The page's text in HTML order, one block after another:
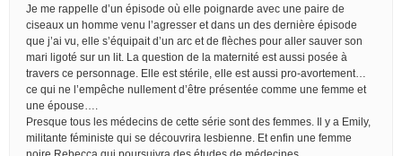
Je me rappelle d’un épisode où elle poignarde avec une paire de
ciseaux un homme venu l’agresser et dans un des dernière épisode
que j’ai vu, elle s’équipait d’un arc et de flèches pour aller sauver son
mari ligoté sur un lit. La question de la maternité est aussi posée à
travers ce personnage. Elle est stérile, elle est aussi pro-avortement…
ce qui ne l’empêche nullement d’être présentée comme une femme et
une épouse….
Presque tous les médecins de cette série sont des femmes. Il y a Emily,
militante féministe qui se découvrira lesbienne. Et enfin une femme